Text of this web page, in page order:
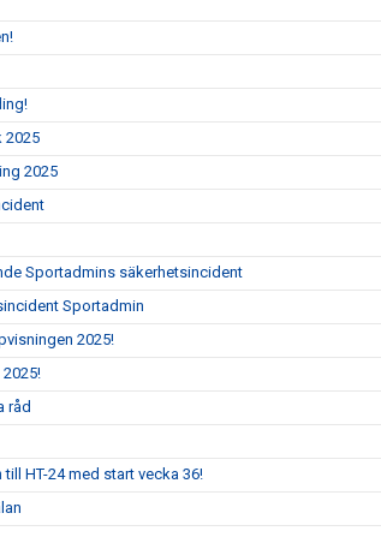
2025
2025
Sportadmins säkerhetsincident
Sportadmin
2025!
råd
HT-24 med start vecka 36!